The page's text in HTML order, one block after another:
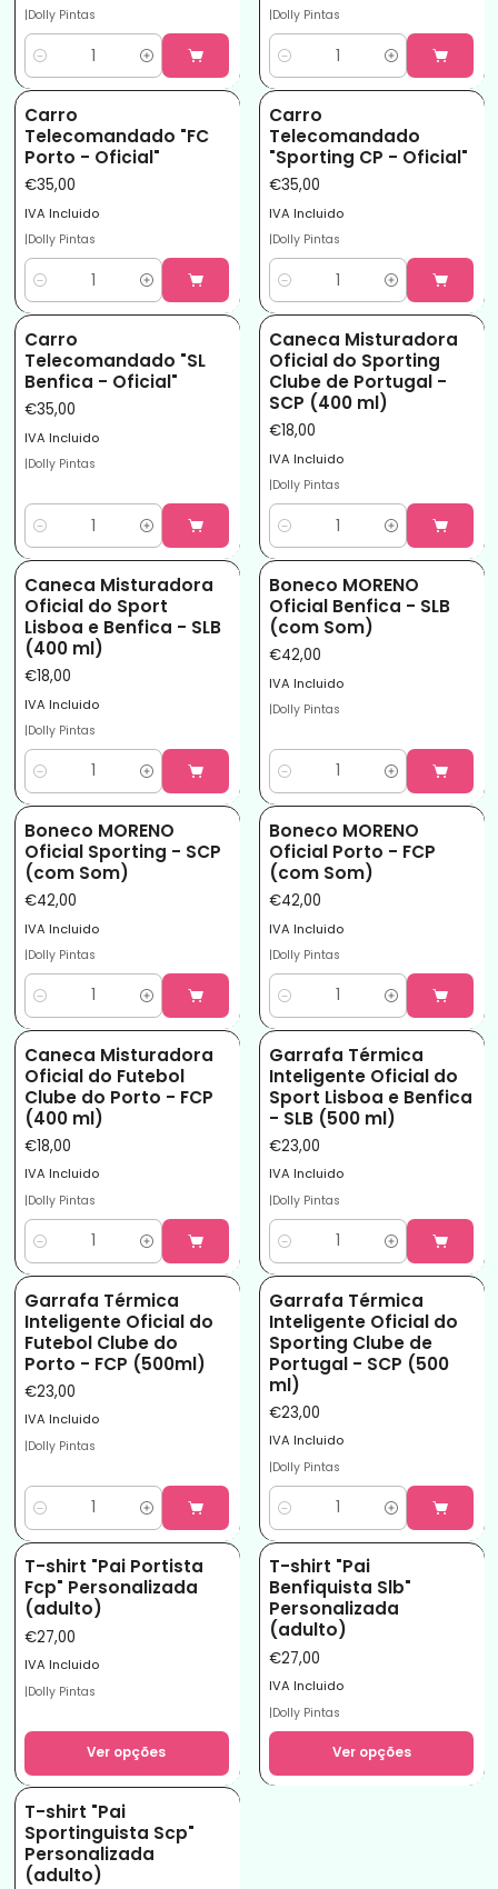
|Dolly Pintas
Quantidade
|Dolly Pintas
Quantidade
Carro
Telecomandado "FC
Porto - Oficial"
€35,00
IVA Incluido
|Dolly Pintas
Quantidade
Carro
Telecomandado
"Sporting CP - Oficial"
€35,00
IVA Incluido
|Dolly Pintas
Quantidade
Carro
Telecomandado "SL
Benfica - Oficial"
€35,00
IVA Incluido
|Dolly Pintas
Quantidade
Caneca Misturadora
Oficial do Sporting
Clube de Portugal -
SCP (400 ml)
€18,00
IVA Incluido
|Dolly Pintas
Quantidade
Caneca Misturadora
Oficial do Sport
Lisboa e Benfica - SLB
(400 ml)
€18,00
IVA Incluido
|Dolly Pintas
Quantidade
Boneco MORENO
Oficial Benfica - SLB
(com Som)
€42,00
IVA Incluido
|Dolly Pintas
Quantidade
Boneco MORENO
Oficial Sporting - SCP
(com Som)
€42,00
IVA Incluido
|Dolly Pintas
Quantidade
Boneco MORENO
Oficial Porto - FCP
(com Som)
€42,00
IVA Incluido
|Dolly Pintas
Quantidade
Caneca Misturadora
Oficial do Futebol
Clube do Porto - FCP
(400 ml)
€18,00
IVA Incluido
|Dolly Pintas
Quantidade
Garrafa Térmica
Inteligente Oficial do
Sport Lisboa e Benfica
- SLB (500 ml)
€23,00
IVA Incluido
|Dolly Pintas
Quantidade
Garrafa Térmica
Inteligente Oficial do
Futebol Clube do
Porto - FCP (500ml)
€23,00
IVA Incluido
|Dolly Pintas
Quantidade
Garrafa Térmica
Inteligente Oficial do
Sporting Clube de
Portugal - SCP (500
ml)
€23,00
IVA Incluido
|Dolly Pintas
Quantidade
T-shirt "Pai Portista
Fcp" Personalizada
(adulto)
€27,00
IVA Incluido
|Dolly Pintas
Ver opções
T-shirt "Pai
Benfiquista Slb"
Personalizada
(adulto)
€27,00
IVA Incluido
|Dolly Pintas
Ver opções
T-shirt "Pai
Sportinguista Scp"
Personalizada
(adulto)